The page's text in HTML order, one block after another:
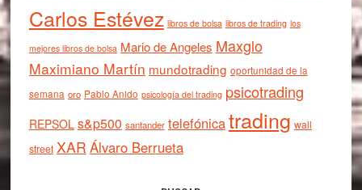
Carlos Estévez libros de bolsa libros de trading los
mejores libros de bolsa Mario de Angeles Maxglo
Maximiano Martín mundotrading oportunidad de la
semana oro Pablo Anido psicología del trading psicotrading
REPSOL s&p500 santander telefónicatrading wall
street XAR Álvaro Berrueta